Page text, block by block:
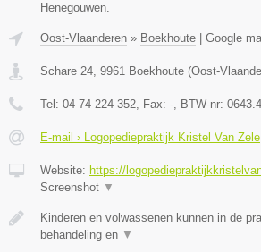
Henegouwen.
Oost-Vlaanderen » Boekhoute Google
Schare 24, 9961 Boekhoute (Oost-
Tel: 04 74 224 352, Fax: -, BTW-nr:
E-mail › Logopediepraktijk Kristel Van Zele
Website: https://
Screenshot ▼
Kinderen en volwassenen kunnen in de
behandeling en ▼